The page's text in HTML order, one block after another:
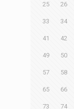
25 26
33 34
41 42
49 50
57 58
65 66
73 74